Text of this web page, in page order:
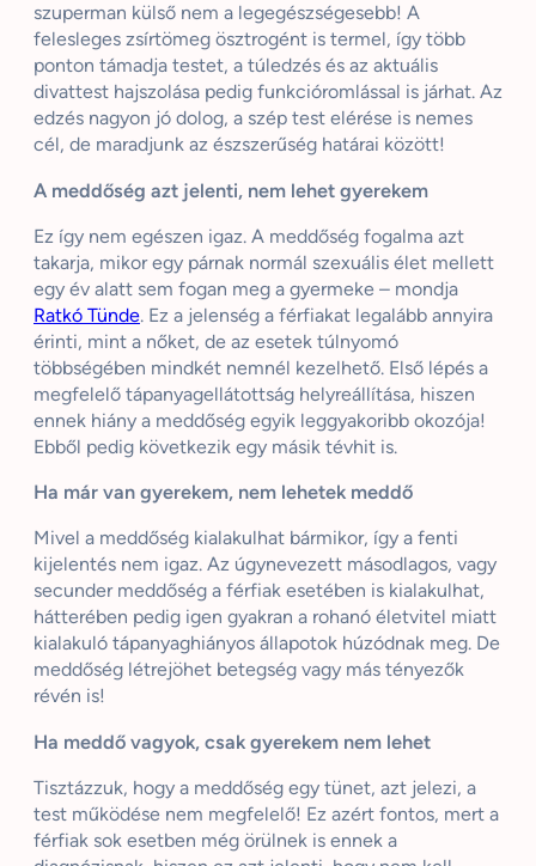
szuperman külső nem a legegészségesebb! A
felesleges zsírtömeg ösztrogént is termel, így több
ponton támadja testet, a túledzés és az aktuális
divattest hajszolása pedig funkcióromlással is járhat. Az
edzés nagyon jó dolog, a szép test elérése is nemes
cél, de maradjunk az észszerűség határai között!
A meddőség azt jelenti, nem lehet gyerekem
Ez így nem egészen igaz. A meddőség fogalma azt
takarja, mikor egy párnak normál szexuális élet mellett
egy év alatt sem fogan meg a gyermeke – mondja
Ratkó Tünde. Ez a jelenség a férfiakat legalább annyira
érinti, mint a nőket, de az esetek túlnyomó
többségében mindkét nemnél kezelhető. Első lépés a
megfelelő tápanyagellátottság helyreállítása, hiszen
ennek hiány a meddőség egyik leggyakoribb okozója!
Ebből pedig következik egy másik tévhit is.
Ha már van gyerekem, nem lehetek meddő
Mivel a meddőség kialakulhat bármikor, így a fenti
kijelentés nem igaz. Az úgynevezett másodlagos, vagy
secunder meddőség a férfiak esetében is kialakulhat,
hátterében pedig igen gyakran a rohanó életvitel miatt
kialakuló tápanyaghiányos állapotok húzódnak meg. De
meddőség létrejöhet betegség vagy más tényezők
révén is!
Ha meddő vagyok, csak gyerekem nem lehet
Tisztázzuk, hogy a meddőség egy tünet, azt jelezi, a
test működése nem megfelelő! Ez azért fontos, mert a
férfiak sok esetben még örülnek is ennek a